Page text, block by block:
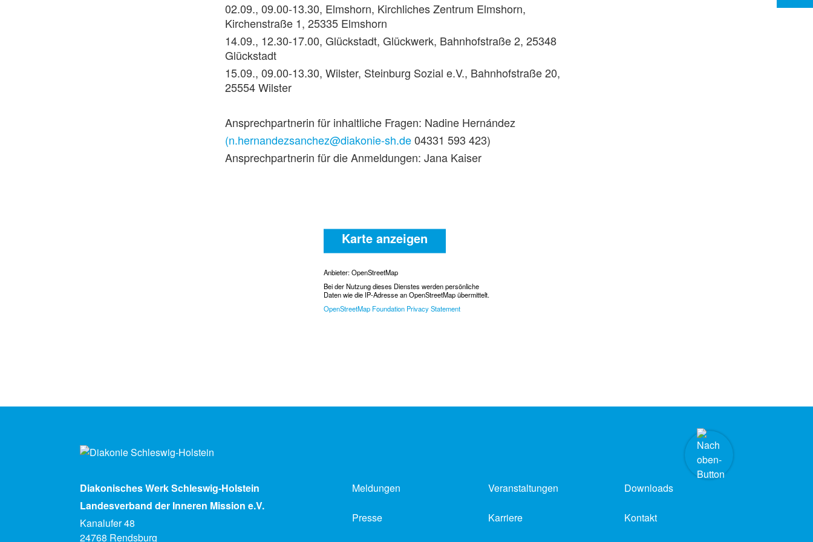
02.09., 09.00-13.30, Elmshorn, Kirchliches Zentrum Elmshorn,
Kirchenstraße 1, 25335 Elmshorn
14.09., 12.30-17.00, Glückstadt, Glückwerk, Bahnhofstraße 2, 25348
Glückstadt
15.09., 09.00-13.30, Wilster, Steinburg Sozial e.V., Bahnhofstraße 20,
25554 Wilster
Ansprechpartnerin für inhaltliche Fragen: Nadine Hernández
(n.hernandezsanchez@diakonie-sh.de04331 593 423)
Ansprechpartnerin für die Anmeldungen: Jana Kaiser
Karte anzeigen
Anbieter: OpenStreetMap
Bei der Nutzung dieses Dienstes werden persönliche
Daten wie die IP-Adresse an OpenStreetMap übermittelt.
OpenStreetMap Foundation Privacy Statement
Diakonisches Werk Schleswig-Holstein
Landesverband der Inneren Mission e.V.
Kanalufer 48
24768 Rendsburg
Meldungen Veranstaltungen Downloads
Presse Karriere Kontakt